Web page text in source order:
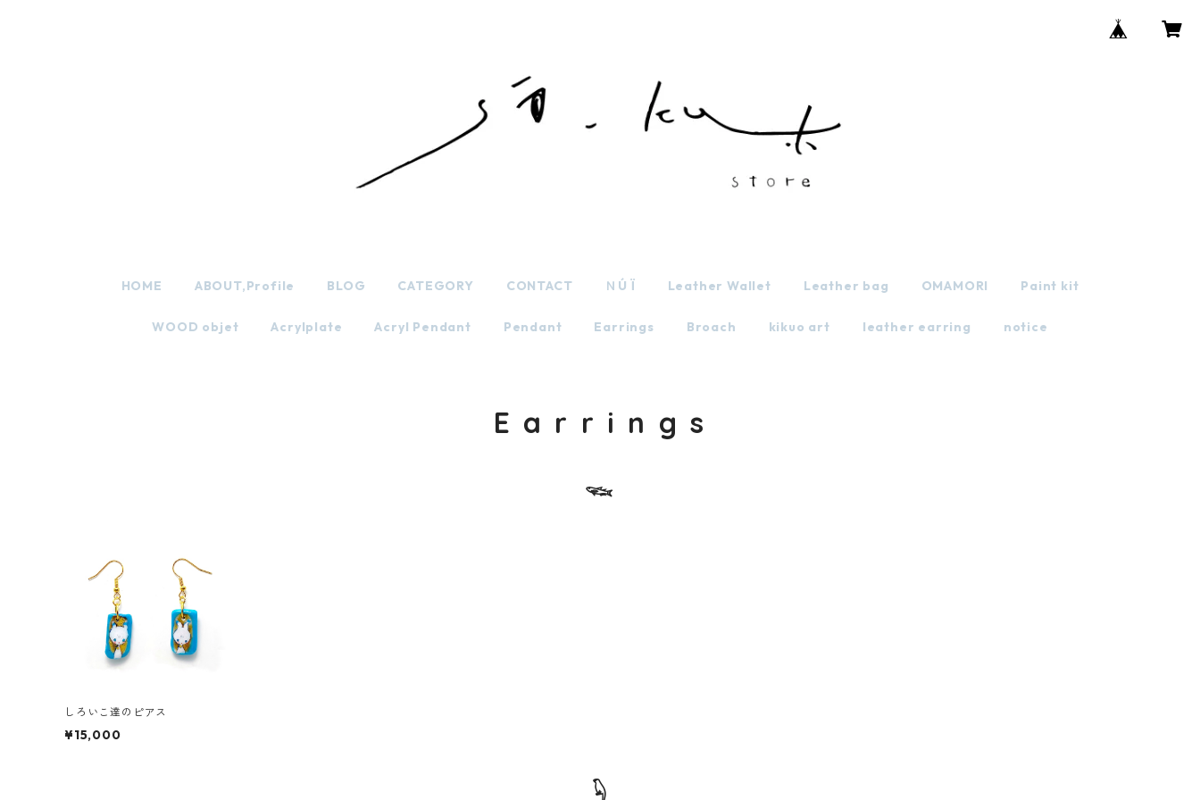
HOME ABOUT,Profile BLOG CATEGORY CONTACT ＮÚ Ï Leather Wallet Leather bag OMAMORI Paint kit
WOOD objet Acrylplate Acryl Pendant Pendant Earrings Broach kikuo art leather earring notice
E a r r i n g s
𓆝
しろいこ達のピアス
¥15,000
𓆐